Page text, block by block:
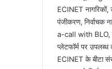
ECINET नागरिकों,
पंजीकरण,
a-call with BLO, ई-
प्लेटफॉर्म पर उपलब्ध
ECINET के बीटा